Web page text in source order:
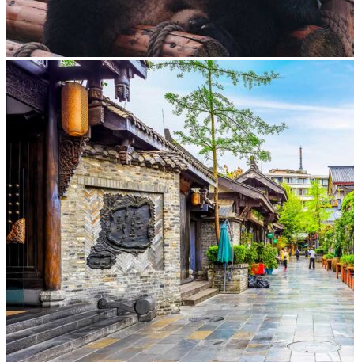
Circuits
Organisation
Circuits sur mesure
Nos Petits Groupes
Ambiance
Classique et incontournables
Culture & expériences
Nature et grands paysages
Famille et enfants
Trekking et aventure
Luxe et exception
Où et quand partir ?
Printemps
Eté
Automne
Hiver
Infos pratiques
Notre agence
Notre agence en Chine
Réseau Asian Roads
Garanties et engagements Asian Roads
Avis de nos voyageurs
Voyages d’affaires en Chine
Voyage scolaire et culturel en Chine
La Chine & ses secrets